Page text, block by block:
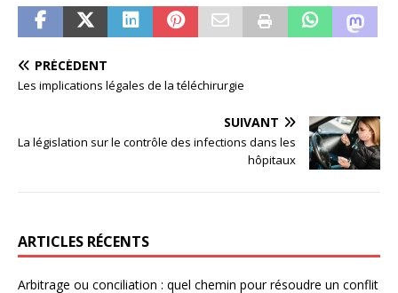
PRÉCÉDENT
Les implications légales de la téléchirurgie
SUIVANT
La législation sur le contrôle des infections dans les
hôpitaux
ARTICLES RÉCENTS
Arbitrage ou conciliation : quel chemin pour résoudre un conflit